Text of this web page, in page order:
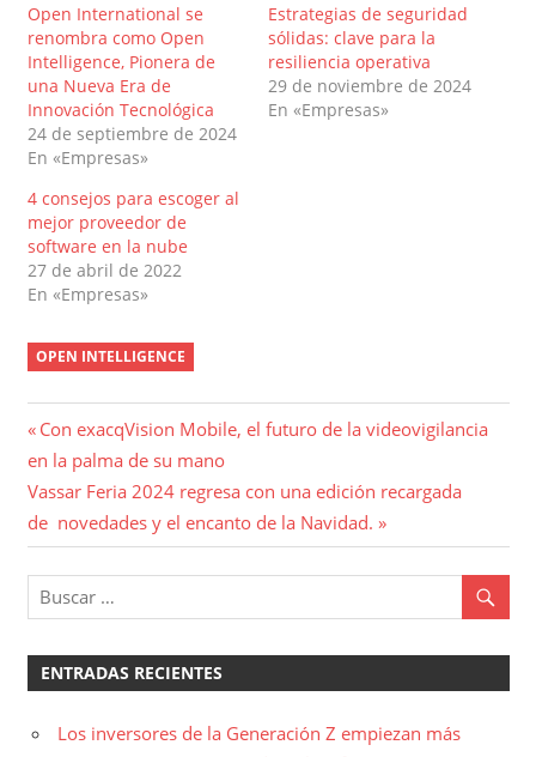
Open International se
renombra como Open
Intelligence, Pionera de
una Nueva Era de
Innovación Tecnológica
24 de septiembre de 2024
En «Empresas»
Estrategias de seguridad
sólidas: clave para la
resiliencia operativa
29 de noviembre de 2024
En «Empresas»
4 consejos para escoger al
mejor proveedor de
software en la nube
27 de abril de 2022
En «Empresas»
OPEN INTELLIGENCE
Navegación
de
entradas
Entrada
anterior:
Con exacqVision Mobile, el futuro de la videovigilancia
en la palma de su mano
Entrada
siguiente:
Vassar Feria 2024 regresa con una edición recargada
de novedades y el encanto de la Navidad.
ENTRADAS RECIENTES
Los inversores de la Generación Z empiezan más